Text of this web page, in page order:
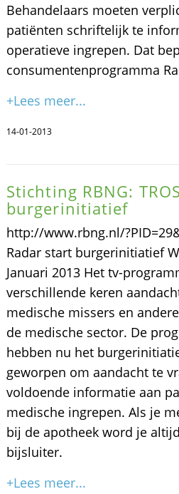
Behandelaars moeten
patiënten schriftelijk te
operatieve ingrepen. Dat
consumentenprogramma
+Lees meer...
14-01-2013
Stichting RBNG:
burgerinitiatief
http://www.rbng.nl/
Radar start burgerinitiatief
Januari 2013 Het tv-
verschillende keren
medische missers en
de medische sector. De
hebben nu het
geworpen om aandacht te
voldoende informatie aan
medische ingrepen. Als je
bij de apotheek word je
bijsluiter.
+Lees meer...